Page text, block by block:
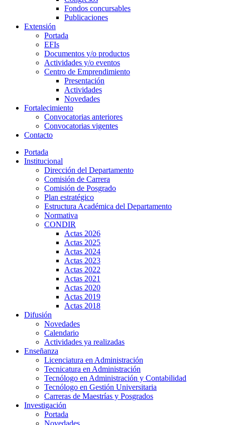
Fondos concursables
Publicaciones
Extensión
Portada
EFIs
Documentos y/o productos
Actividades y/o eventos
Centro de Emprendimiento
Presentación
Actividades
Novedades
Fortalecimiento
Convocatorias anteriores
Convocatorias vigentes
Contacto
Portada
Institucional
Dirección del Departamento
Comisión de Carrera
Comisión de Posgrado
Plan estratégico
Estructura Académica del Departamento
Normativa
CONDIR
Actas 2026
Actas 2025
Actas 2024
Actas 2023
Actas 2022
Actas 2021
Actas 2020
Actas 2019
Actas 2018
Difusión
Novedades
Calendario
Actividades ya realizadas
Enseñanza
Licenciatura en Administración
Tecnicatura en Administración
Tecnólogo en Administración y Contabilidad
Tecnólogo en Gestión Universitaria
Carreras de Maestrías y Posgrados
Investigación
Portada
Novedades